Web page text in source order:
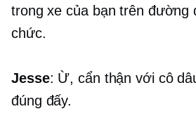
trong xe của bạn trên đường
chức.
Jesse: Ừ, cẩn thận với cô
đúng đấy.